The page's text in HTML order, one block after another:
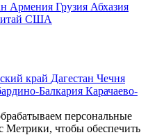
Армения Грузия Абхазия
США
край Дагестан Чечня
Балкария Карачаево-
персональные
Метрики, чтобы обеспечить